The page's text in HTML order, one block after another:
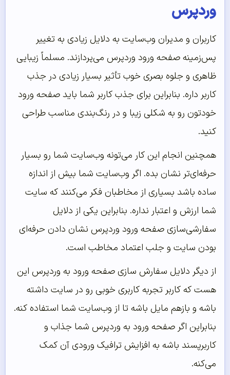
وردپرس
کاربران و مدیران وب‌سایت به دلایل زیادی به تغییر
پس‌زمینه صفحه ورود وردپرس می‌پردازند. مسلماً زیبایی
ظاهری و جلوه بصری خوب تأثیر بسیار زیادی در جذب
کاربر داره. بنابراین برای جذب کاربر شما باید صفحه ورود
خودتون رو به شکلی زیبا و در رنگ‌بندی مناسب طراحی
کنید.
همچنین انجام این کار می‌تونه وب‌سایت شما رو بسیار
حرفه‌ای‌تر نشان بده. اگر وب‌سایت شما بیش‌ از اندازه
ساده باشد بسیاری از مخاطبان فکر می‌کنند که سایت
شما ارزش و اعتبار نداره. بنابراین یکی از دلایل
سفارشی‌سازی صفحه ورود وردپرس نشان دادن حرفه‌ای
بودن سایت و جلب اعتماد مخاطب است.
از دیگر دلایل سفارش سازی صفحه ورود به وردپرس این
هست که کاربر تجربه کاربری خوبی رو در سایت داشته
باشه و بازهم مایل باشه تا از وب‌سایت شما استفاده کنه.
بنابراین اگر صفحه ورود به وردپرس شما جذاب و
کاربرپسند باشه به افزایش ترافیک ورودی آن کمک
می‌کنه.